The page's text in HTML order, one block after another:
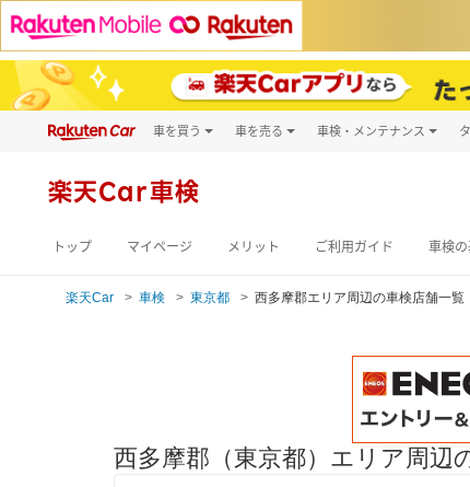
車を買う
新車
車を売る 車検・メンテナンス
楽天Car車検
トップ マイページ メリット ご利用ガイド 車検
楽天Car 車検 東京都 西多摩郡エリア周辺の車検店舗一覧
西多摩郡（東京都）エリア周辺